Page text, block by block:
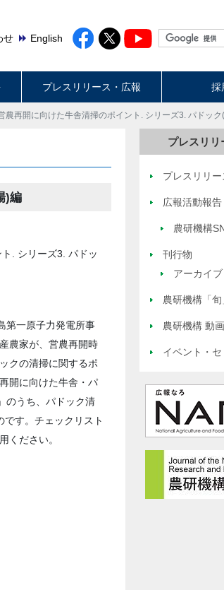
せ English
プレスリリース・広報 採
農再開に向けた牛舎清掃のポイント. シリーズ3. パドッ
)編
. シリーズ3. パドッ
第一原子力発電所事
農家が、営農再開時
クの清掃に関するポ
開に向けた牛舎・パ
のうち、パドック清
す。チェックリスト
ください。
プレスリリ
プレスリリー
広報活動報告
農研機構
刊行物
アーカイブ
農研機構「旬
農研機構 動
イベント・セ